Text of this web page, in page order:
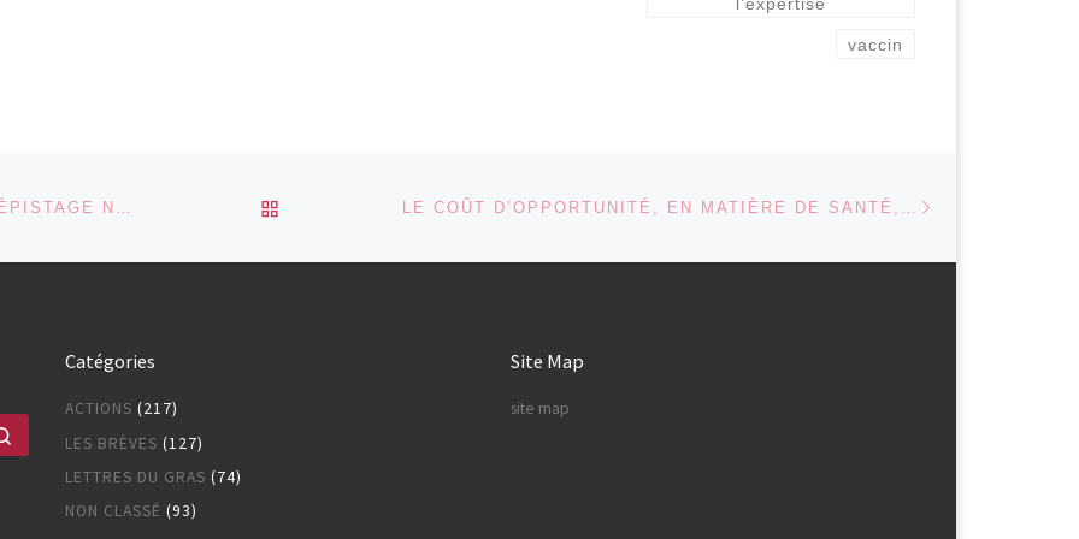
ses membres non
vaccin
RETOUR À LA LISTE DES ARTICLES
Rechercher …
Catégories
ACTIONS (217)
LES BRÈVES (127)
LETTRES DU GRAS (74)
NON CLASSÉ (93)
Site Map
site map